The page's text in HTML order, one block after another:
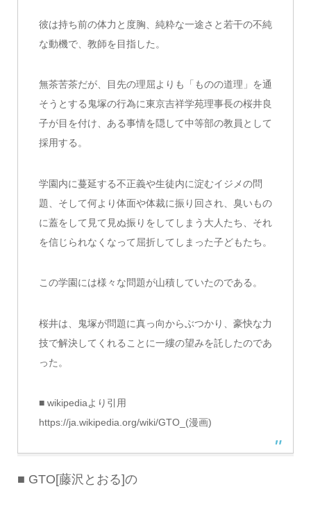
彼は持ち前の体力と度胸、純粋な一途さと若干の不純
な動機で、教師を目指した。
無茶苦茶だが、目先の理屈よりも「ものの道理」を通
そうとする鬼塚の行為に東京吉祥学苑理事長の桜井良
子が目を付け、ある事情を隠して中等部の教員として
採用する。
学園内に蔓延する不正義や生徒内に淀むイジメの問
題、そして何より体面や体裁に振り回され、臭いもの
に蓋をして見て見ぬ振りをしてしまう大人たち、それ
を信じられなくなって屈折してしまった子どもたち。
この学園には様々な問題が山積していたのである。
桜井は、鬼塚が問題に真っ向からぶつかり、豪快な力
技で解決してくれることに一縷の望みを託したのであ
った。
■ wikipediaより引用
https://ja.wikipedia.org/wiki/GTO_(漫画)
■ GTO[藤沢とおる]の